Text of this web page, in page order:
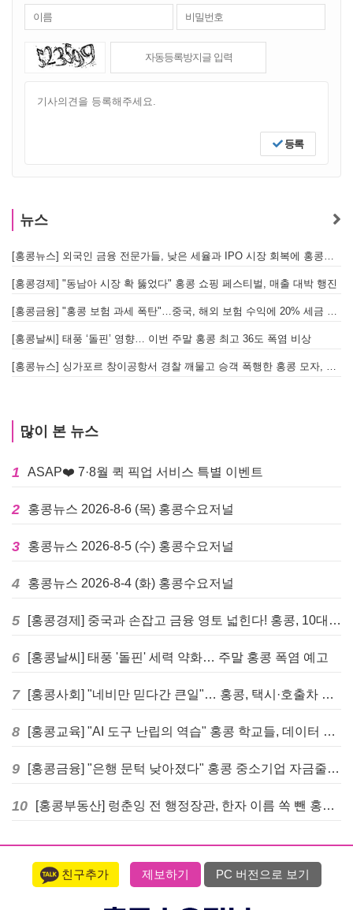
등록
뉴스
[홍콩경제] "동남아 시장 확 뚫었다" 홍콩 쇼핑 페스티벌, 매출 대박 행진
[홍콩날씨] 태풍 ‘돌핀’ 영향… 이번 주말 홍콩 최고 36도 폭염 비상
많이 본 뉴스
1 ASAP❤️ 7·8월 퀵 픽업 서비스 특별 이벤트
2 홍콩뉴스 2026-8-6 (목) 홍콩수요저널
3 홍콩뉴스 2026-8-5 (수) 홍콩수요저널
4 홍콩뉴스 2026-8-4 (화) 홍콩수요저널
5 [홍콩경제] 중국과 손잡고 금융 영토 넓힌다! 홍콩, 10대 신규 정책 발표
6 [홍콩날씨] 태풍 '돌핀' 세력 약화… 주말 홍콩 폭염 예고
7 [홍콩사회] "네비만 믿다간 큰일"… 홍콩, 택시·호출차 통합 시험 도입하며 규제 본격화
8 [홍콩교육] "AI 도구 난립의 역습" 홍콩 학교들, 데이터 고립에 교육 효과 평가 비상
9 [홍콩금융] "은행 문턱 낮아졌다" 홍콩 중소기업 자금줄 숨통 트이나… HKMA "2분기 신용 조건 안정적"
10 [홍콩부동산] 렁춘잉 전 행정장관, 한자 이름 쏙 뺀 홍콩 고급 아파트 단지들에 쓴소리
친구추가 제보하기 PC 버전으로 보기